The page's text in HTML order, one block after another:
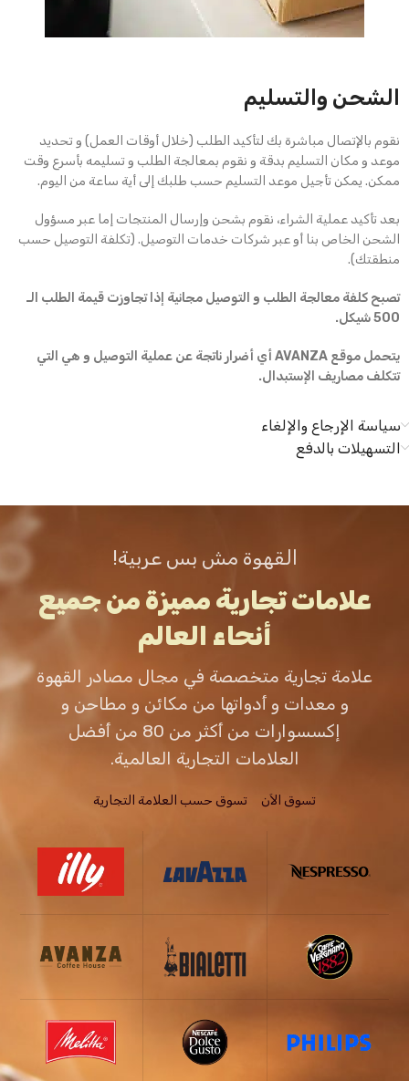
الشحن والتسليم
نقوم بالإتصال مباشرة بك لتأكيد الطلب (خلال أوقات العمل) و تحديد
موعد و مكان التسليم بدقة و نقوم بمعالجة الطلب و تسليمه بأسرع وقت
ممكن. يمكن تأجيل موعد التسليم حسب طلبك إلى أية ساعة من اليوم.
بعد تأكيد عملية الشراء، نقوم بشحن وإرسال المنتجات إما عبر مسؤول
الشحن الخاص بنا أو عبر شركات خدمات التوصيل. (تكلفة التوصيل حسب
منطقتك).
تصبح كلفة معالجة الطلب و التوصيل مجانية إذا تجاوزت قيمة الطلب الـ
500 شيكل.
يتحمل موقع AVANZA أي أضرار ناتجة عن عملية التوصيل و هي التي
تتكلف مصاريف الإستبدال.
سياسة الإرجاع والإلغاء
التسهيلات بالدفع
القهوة مش بس عربية!
علامات تجارية مميزة من جميع
أنحاء العالم
علامة تجارية متخصصة في مجال مصادر القهوة
و معدات و أدواتها من مكائن و مطاحن و
إكسسوارات من أكثر من 80 من أفضل
العلامات التجارية العالمية.
تسوق الاَن تسوق حسب العلامة التجارية